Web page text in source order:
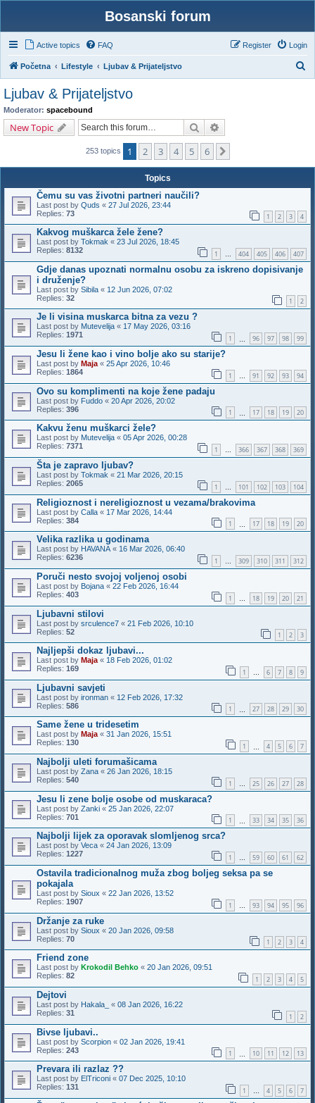
Bosanski forum
Active topics FAQ Login
Register
Početna Lifestyle Ljubav & Prijateljstvo
Ljubav & Prijateljstvo
Moderator: spacebound
New Topic Search
253 topics 1 2 3 4 5 6
Topics
Čemu su vas životni partneri naučili?
Last post by Quds « 27 Jul 2026, 23:44
Replies: 73 1 2 3 4
Kakvog muškarca žele žene?
Last post by Tokmak « 23 Jul 2026, 18:45
Replies: 8132 1 … 404 405 406 407
Gdje danas upoznati normalnu osobu za iskreno dopisivanje
i druženje?
Last post by Sibila « 12 Jun 2026, 07:02
Replies: 32 1 2
Je li visina muskarca bitna za vezu ?
Last post by Mutevelija « 17 May 2026, 03:16
Replies: 1971 1 96 97 98 99
Jesu li žene kao i vino bolje ako su starije?
Last post by Maja « 25 Apr 2026, 10:46
Replies: 1864 1 … 91 92 93 94
Ovo su komplimenti na koje žene padaju
Last post by Fuddo « 20 Apr 2026, 20:02
Replies: 396 1 17 18 19 20
Kakvu ženu muškarci žele?
Last post by Mutevelija « 05 Apr 2026, 00:28
Replies: 7371 1 … 366 367 368 369
Šta je zapravo ljubav?
Last post by Tokmak « 21 Mar 2026, 20:15
Replies: 2065 1 … 101 102 103 104
Religioznost i nereligioznost u vezama/brakovima
Last post by Calla « 17 Mar 2026, 14:44
Replies: 384 1 17 18 19 20
Velika razlika u godinama
Last post by HAVANA « 16 Mar 2026, 06:40
Replies: 6236 1 … 309 310 311 312
Poruči nesto svojoj voljenoj osobi
Last post by Bojana « 22 Feb 2026, 16:44
Replies: 403 1 … 18 19 20 21
Ljubavni stilovi
Last post by srculence7 « 21 Feb 2026, 10:10
Replies: 52 1 2 3
Najljepši dokaz ljubavi...
Last post by Maja « 18 Feb 2026, 01:02
Replies: 169 1 … 6 7 8 9
Ljubavni savjeti
Last post by ironman « 12 Feb 2026, 17:32
Replies: 586 1 27 28 29 30
Same žene u tridesetim
Last post by Maja« 31 Jan 2026, 15:51
Replies: 130 1 4 5 6 7
Najbolji uleti forumašicama
Last post by Zana « 26 Jan 2026, 18:15
Replies: 540 1 … 25 26 27 28
Jesu li zene bolje osobe od muskaraca?
Last post by Zanki « 25 Jan 2026, 22:07
Replies: 701 1 33 34 35 36
Najbolji lijek za oporavak slomljenog srca?
Last post by Veca « 24 Jan 2026, 13:09
Replies: 1227 1 … 59 60 61 62
Ostavila tradicionalnog muža zbog boljeg seksa pa se
pokajala
Last post by Sioux « 22 Jan 2026, 13:52
Replies: 1907 1 … 93 94 95 96
Držanje za ruke
Last post by Sioux « 20 Jan 2026, 09:58
Replies: 70 1 2 3 4
Friend zone
Last post by Krokodil Behko « 20 Jan 2026, 09:51
Replies: 82 1 2 3 4 5
Dejtovi
Last post by Hakala_ « 08 Jan 2026, 16:22
Replies: 31 1 2
Bivse ljubavi..
Last post by Scorpion « 02 Jan 2026, 19:41
Replies: 243 1 10 11 12 13
Prevara ili razlaz ??
Last post by ElTriconi « 07 Dec 2025, 10:10
Replies: 131 1 … 4 5 6 7